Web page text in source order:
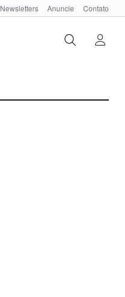
Newsletters Anuncie Contato